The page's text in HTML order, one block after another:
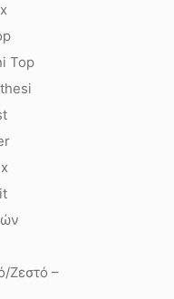
Top
Ζεστό –